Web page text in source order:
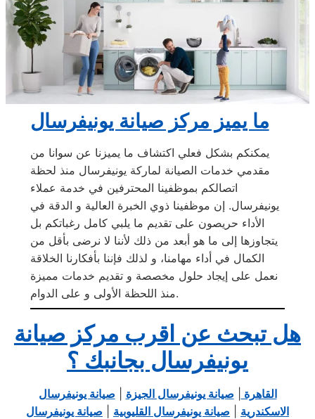
ما يميز مركز صيانة يونيفرسال
يمكنكم بشكل فعلي اكتشاف ما يميزنا عن سوانا من
مقدمي خدمات الصيانة لماركة يونيفرسال منذ لحظة
اتصالكم بموظفينا المحترفين في خدمة عملاء
يونيفرسال. إن موظفينا ذوي الخبرة العالية و الدقة في
الأداء حريصون على تقديم ما يلبي كامل رغباتكم بل
يتجاوزها إلى ما هو أبعد من ذلك لأننا لا نرضى بأقل من
الكمال في أداء مهامنا، و لذلك فإننا بأفكارنا الخلاقة
نعمل على إيجاد حلول مخصصة و تقديم خدمات مميزة
منذ اللحظة الأولى و على الدوام.
هل تبحث عن اقرب مركز صيانة
يونيفرسال بجانبك ؟
القاهرة صيانة يونيفرسال الجيزة
صيانة يونيفرسال
الاسكندرية
صيانة يونيفرسال القليوبية
صيانة يونيفرسال